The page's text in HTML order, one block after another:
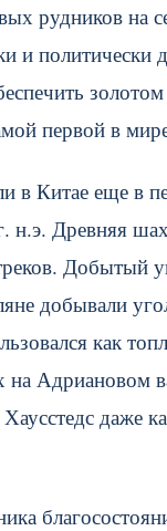
рудников на
и
первой в
в Китае еще в
н.э. Древняя
Добытый
добывали
как
Адриановом
даже